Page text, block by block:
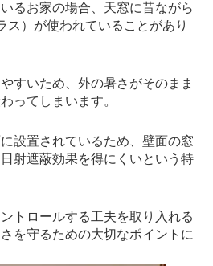
るお家の場合、天窓に昔ながら
ス）が使われていることがあり
すいため、外の暑さがそのまま
ってしまいます。
設置されているため、壁面の窓
射遮蔽効果を得にくいという特
トロールする工夫を取り入れる
を守るための大切なポイントに